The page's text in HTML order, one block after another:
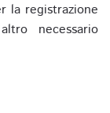
la registrazione
necessario